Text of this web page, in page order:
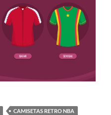
CAMISETAS RETRO NBA